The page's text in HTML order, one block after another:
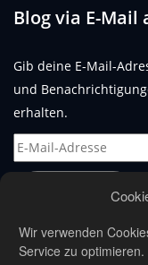
Wir verwenden
Service zu optimieren.
Blog via E-
Gib deine E-Mail-
und
erhalten.
E-
Mail-
Abonnieren